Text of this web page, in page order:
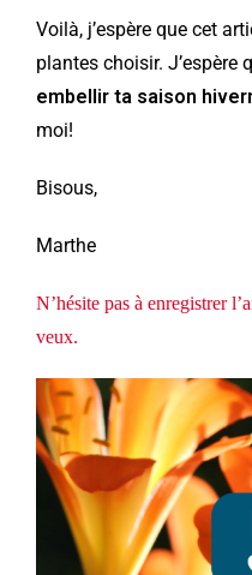
Voilà, j’espère que cet
plantes choisir. J’espère
embellir ta saison
moi!
Bisous,
Marthe
N’hésite pas à enregistrer
veux.